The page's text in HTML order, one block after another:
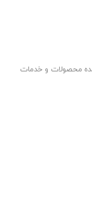
محصولات و خدمات